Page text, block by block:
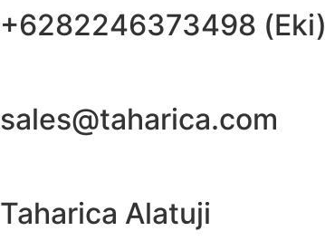
+6282246373498 (Eki)
sales@taharica.com
Taharica Alatuji